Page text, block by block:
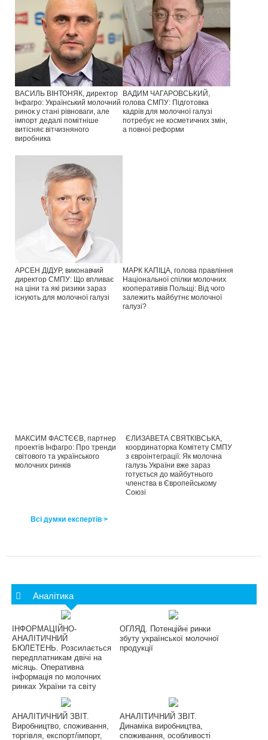
ВАСИЛЬ ВІНТОНЯК, директор
Інфагро: Український молочний
ринок у стані рівноваги, але
імпорт дедалі помітніше
витісняє вітчизняного
виробника
ВАДИМ ЧАГАРОВСЬКИЙ,
голова СМПУ: Підготовка
кадрів для молочної галузі
потребує не косметичних змін,
а повної реформи
АРСЕН ДІДУР, виконавчий
директор СМПУ: Що впливає
на ціни та які ризики зараз
існують для молочної галузі
МАРК КАПІЦА, голова правління
Національної спілки молочних
кооперативів Польщі: Від чого
залежить майбутнє молочної
галузі?
МАКСИМ ФАСТЄЄВ, партнер
проектів Інфагро: Про тренди
світового та українського
молочних ринків
ЄЛИЗАВЕТА СВЯТКІВСЬКА,
координаторка Комітету СМПУ
з євроінтеграції: Як молочна
галузь України вже зараз
готується до майбутнього
членства в Європейському
Союзі
Всі думки експертів >
Аналітика
ІНФОРМАЦІЙНО-
АНАЛІТИЧНИЙ
БЮЛЕТЕНЬ. Розсилається
передплатникам двічі на
місяць. Оперативна
інформація по молочних
ринках України та світу
ОГЛЯД. Потенційні ринки
збуту української молочної
продукції
АНАЛІТИЧНИЙ ЗВІТ.
Виробництво, споживання,
торгівля, експорт/імпорт,
АНАЛІТИЧНИЙ ЗВІТ.
Динаміка виробництва,
споживання, особливості